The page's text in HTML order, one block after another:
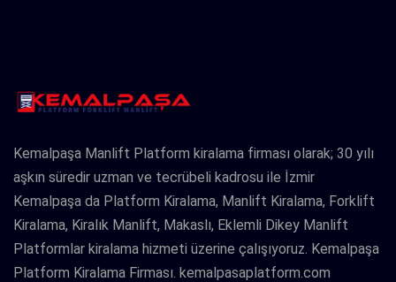
Kemalpaşa Manlift Platform kiralama firması olarak; 30 yılı
aşkın süredir uzman ve tecrübeli kadrosu ile İzmir
Kemalpaşa da Platform Kiralama, Manlift Kiralama, Forklift
Kiralama, Kiralık Manlift, Makaslı, Eklemli Dikey Manlift
Platformlar kiralama hizmeti üzerine çalışıyoruz. Kemalpaşa
Platform Kiralama Firması. kemalpasaplatform.com